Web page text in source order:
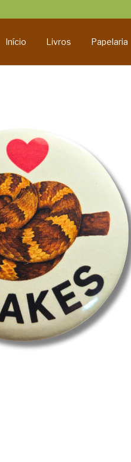
Início Livros Papelaria